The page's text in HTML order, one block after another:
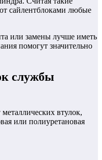
сайлентблоками любые
или замены лучше иметь
помогут значительно
службы
втулок,
или полиуретановая